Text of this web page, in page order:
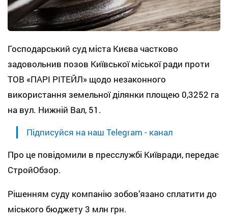
Господарський суд міста Києва частково
задовольнив позов Київської міської ради проти
ТОВ «ПАРІ РІТЕЙЛ» щодо незаконного
використання земельної ділянки площею 0,3252 га
на вул. Нижній Вал, 51.
Підписуйся на наш Telegram - канал
Про це повідомили в пресслужбі Київради, передає
СтройОбзор.
Рішенням суду компанію зобов’язано сплатити до
міського бюджету 3 млн грн.